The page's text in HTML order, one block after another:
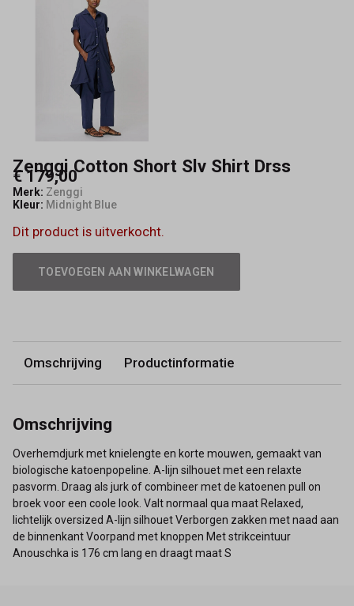
Zenggi Cotton Short Slv Shirt Drss
€ 179,00
Merk: Zenggi
Kleur: Midnight Blue
Dit product is uitverkocht.
TOEVOEGEN AAN WINKELWAGEN
Omschrijving Productinformatie
Omschrijving
Overhemdjurk met knielengte en korte mouwen, gemaakt van
biologische katoenpopeline. A-lijn silhouet met een relaxte
pasvorm. Draag als jurk of combineer met de katoenen pull on
broek voor een coole look. Valt normaal qua maat Relaxed,
lichtelijk oversized A-lijn silhouet Verborgen zakken met naad aan
de binnenkant Voorpand met knoppen Met strikceintuur
Anouschka is 176 cm lang en draagt maat S